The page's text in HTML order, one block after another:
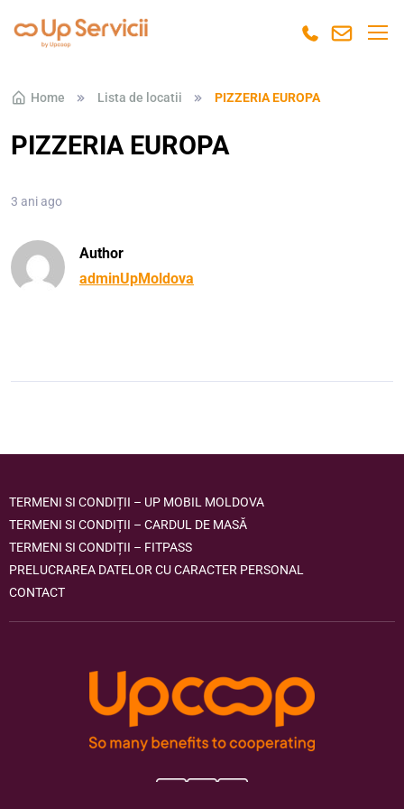
Skip to navigation
Skip to content
Home Lista de locatii PIZZERIA EUROPA
PIZZERIA EUROPA
3 ani ago
Author
adminUpMoldova
TERMENI SI CONDIȚII – UP MOBIL MOLDOVA
TERMENI SI CONDIȚII – CARDUL DE MASĂ
TERMENI SI CONDIȚII – FITPASS
PRELUCRAREA DATELOR CU CARACTER PERSONAL
CONTACT